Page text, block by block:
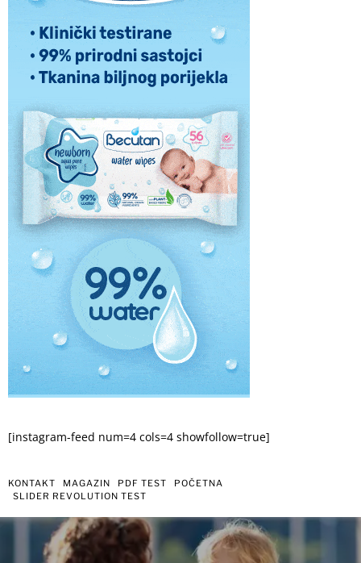
[instagram-feed num=4 cols=4 showfollow=true]
KONTAKT MAGAZIN PDF TEST
POČETNA
SLIDER REVOLUTION TEST